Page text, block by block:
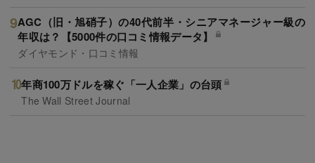
AGC（旧・旭硝子）の40代前半・シニアマネージャー級の
年収は？【5000件の口コミ情報データ】
ダイヤモンド・口コミ情報
年商100万ドルを稼ぐ「一人企業」の台頭
The Wall Street Journal